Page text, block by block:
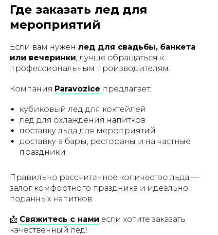
Где заказать лед для
мероприятий
Если вам нужен лед для свадьбы, банкета
или вечеринки, лучше обращаться к
профессиональным производителям.
Компания Paravozice предлагает:
кубиковый лед для коктейлей
лед для охлаждения напитков
поставку льда для мероприятий
доставку в бары, рестораны и на частные
праздники
Правильно рассчитанное количество льда —
залог комфортного праздника и идеально
поданных напитков.
📩 Свяжитесь с нами если хотите заказать
качественный лед!